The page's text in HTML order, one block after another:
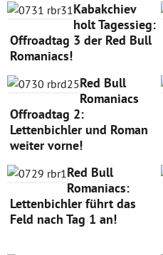
Kabakchiev
holt Tagessieg:
Offroadtag 3 der Red Bull
Romaniacs!
Red Bull
Romaniacs
Offroadtag 2:
Lettenbichler und Roman
weiter vorne!
Red Bull
Romaniacs:
Lettenbichler führt das
Feld nach Tag 1 an!